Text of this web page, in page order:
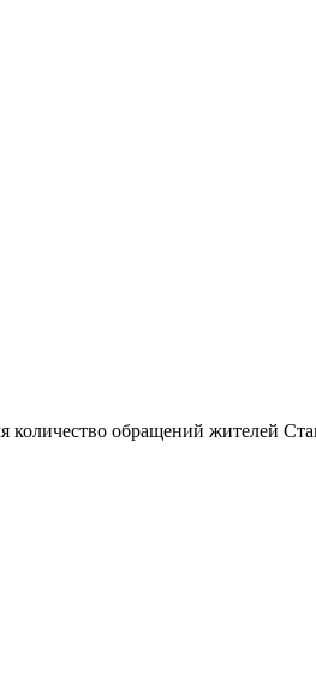
количество обращений жителей